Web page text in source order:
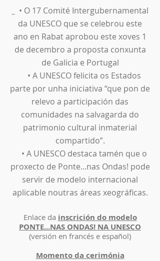
• O 17 Comité Intergubernamental
da UNESCO que se celebrou este
ano en Rabat aprobou este xoves 1
de decembro a proposta conxunta
de Galicia e Portugal
• A UNESCO felicita os Estados
parte por unha iniciativa “que pon de
relevo a participación das
comunidades na salvagarda do
patrimonio cultural inmaterial
compartido”.
• A UNESCO destaca tamén que o
proxecto de Ponte...nas Ondas! pode
servir de modelo internacional
aplicable noutras áreas xeográficas.
Enlace da inscrición do modelo
PONTE...NAS ONDAS! NA UNESCO
(versión en francés e español)
Momento da cerimónia